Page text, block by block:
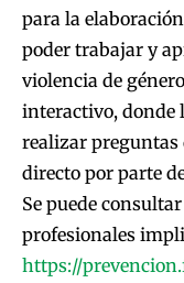
para la
poder trabajar y
violencia de
interactivo, donde
realizar preguntas
directo por parte
Se puede
profesionales
https://